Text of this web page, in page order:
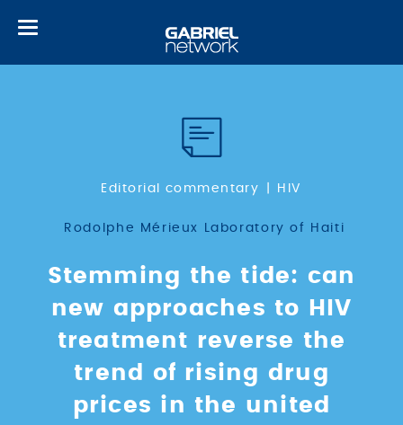
Toggle
Editorial commentary HIV
Rodolphe Mérieux Laboratory of Haiti
Stemming the tide: can
new approaches to HIV
treatment reverse the
trend of rising drug
prices in the united